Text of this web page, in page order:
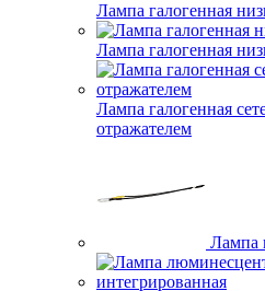
Лампа галогенная
Лампа галогенная
Лампа галогенная
отражателем
Лампа